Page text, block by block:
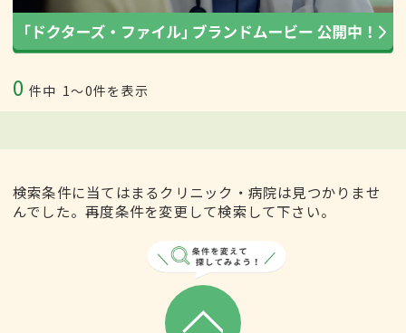
0 件中 1〜0件を表示
検索条件に当てはまるクリニック・病院は見つかりませ
んでした。再度条件を変更して検索して下さい。